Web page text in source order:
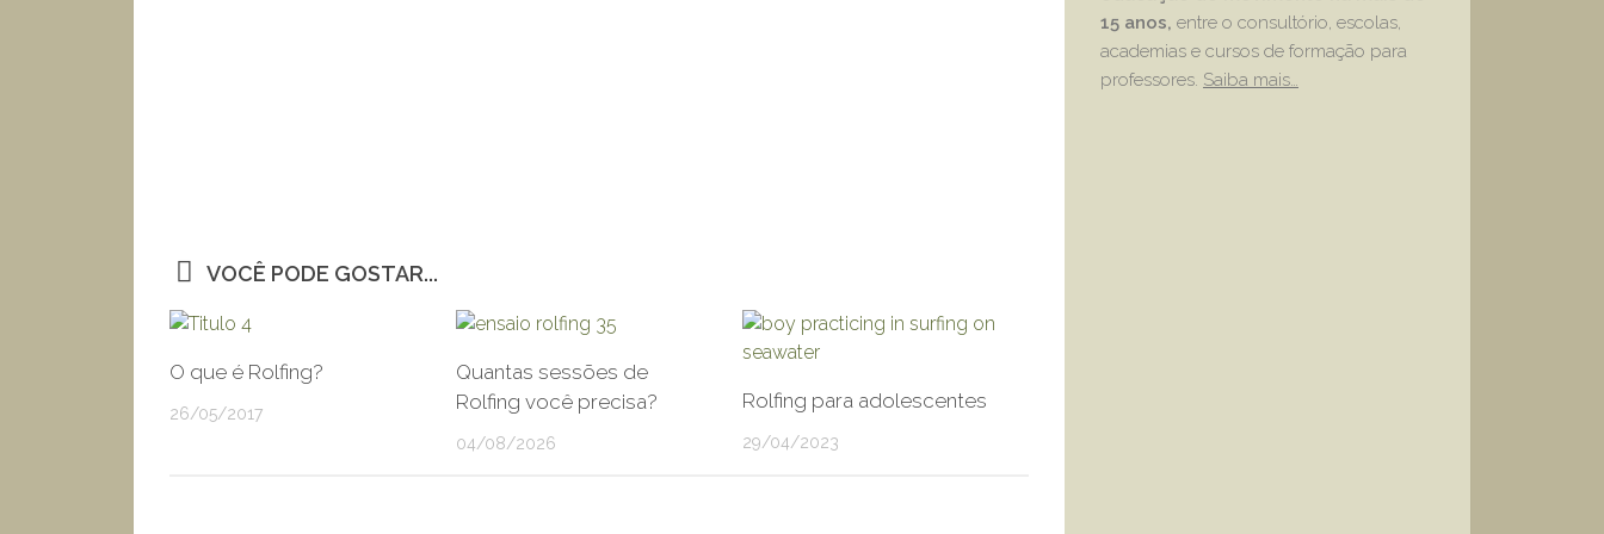
VOCÊ PODE GOSTAR...
O que é Rolfing?
26/05/2017
Quantas sessões de
Rolfing você precisa?
04/08/2026
Rolfing para adolescentes
29/04/2023
15 anos, entre o consultório, escolas,
academias e cursos de formação para
professores. Saiba mais…